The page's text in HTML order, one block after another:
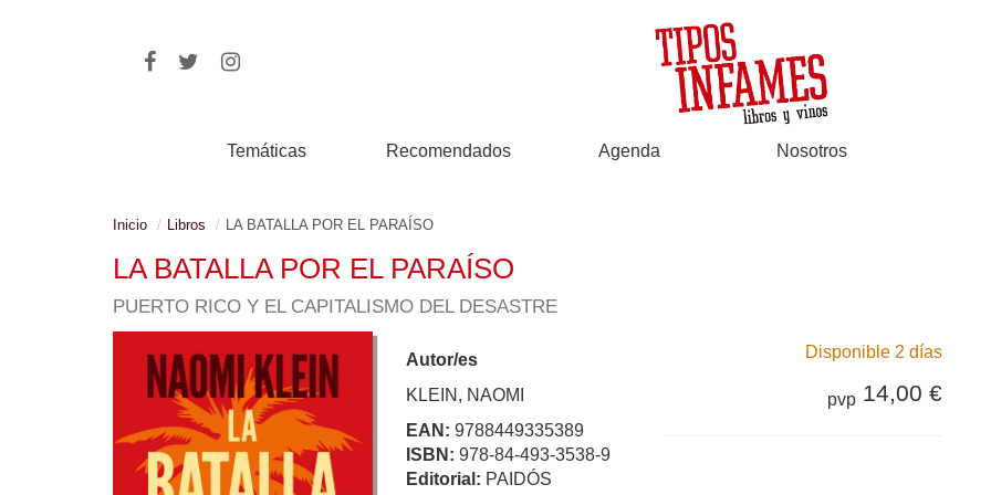
Temáticas Recomendados Agenda Nosotros
Inicio Libros LA BATALLA POR EL PARAÍSO
LA BATALLA POR EL PARAÍSO
PUERTO RICO Y EL CAPITALISMO DEL DESASTRE
Autor/es
KLEIN, NAOMI
EAN: 9788449335389
ISBN: 978-84-493-3538-9
Editorial: PAIDÓS
Disponible 2 días
pvp 14,00 €